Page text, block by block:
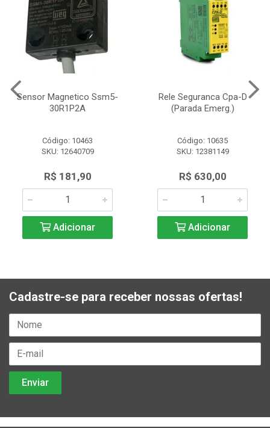
Sensor Magnetico Ssm5-
30R1P2A
Código: 10463
SKU: 12640709
R$ 181,90
Adicionar
Rele Seguranca Cpa-D
(Parada Emerg.)
Código: 10635
SKU: 12381149
R$ 630,00
Adicionar
Cadastre-se para receber nossas ofertas!